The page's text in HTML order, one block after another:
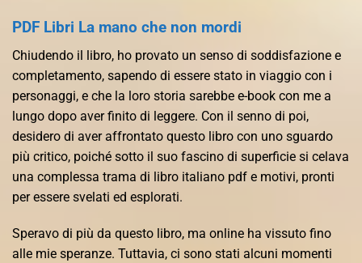
PDF Libri La mano che non mordi
Chiudendo il libro, ho provato un senso di soddisfazione e
completamento, sapendo di essere stato in viaggio con i
personaggi, e che la loro storia sarebbe e-book con me a
lungo dopo aver finito di leggere. Con il senno di poi,
desidero di aver affrontato questo libro con uno sguardo
più critico, poiché sotto il suo fascino di superficie si celava
una complessa trama di libro italiano pdf e motivi, pronti
per essere svelati ed esplorati.
Speravo di più da questo libro, ma online ha vissuto fino
alle mie speranze. Tuttavia, ci sono stati alcuni momenti